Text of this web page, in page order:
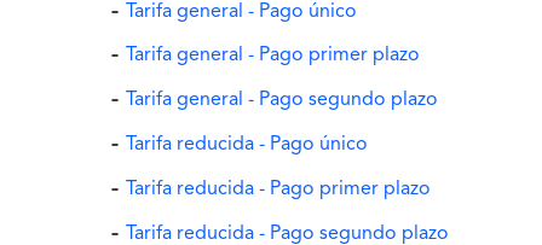
Tarifa general - Pago único
Tarifa general - Pago primer plazo
Tarifa general - Pago segundo plazo
Tarifa reducida - Pago único
Tarifa reducida - Pago primer plazo
Tarifa reducida - Pago segundo plazo